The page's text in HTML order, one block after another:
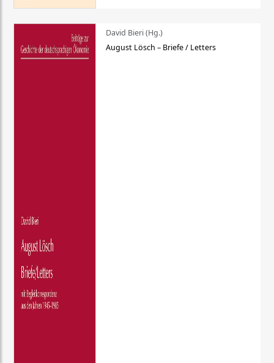
David Bieri (Hg.)
August Lösch – Briefe / Letters